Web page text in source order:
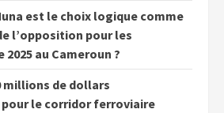
est le choix logique comme
l’opposition pour les
au Cameroun ?
millions de dollars
le corridor ferroviaire